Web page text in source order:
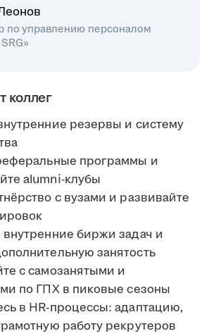
по управлению персоналом
коллег
резервы и систему
программы и
alumni-клубы
с вузами и развивайте
внутренние биржи задач и
занятость
с самозанятыми и
по ГПХ в пиковые сезоны
в HR-процессы: адаптацию,
работу рекрутеров